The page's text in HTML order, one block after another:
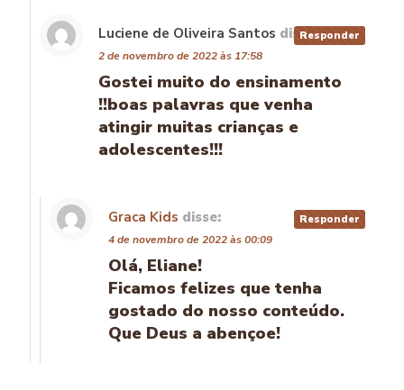
Luciene de Oliveira Santos disse:
2 de novembro de 2022 às 17:58
Gostei muito do ensinamento
!!boas palavras que venha
atingir muitas crianças e
adolescentes!!!
Responder
Graca Kids disse:
4 de novembro de 2022 às 00:09
Olá, Eliane!
Ficamos felizes que tenha
gostado do nosso conteúdo.
Que Deus a abençoe!
Responder